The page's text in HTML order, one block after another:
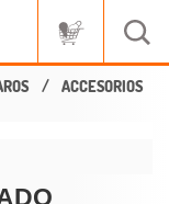
ACCESORIOS